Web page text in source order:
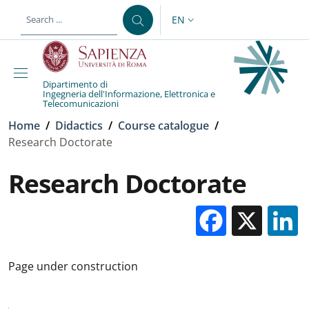
LANGUAGE SWITCHER:
EN
Dipartimento di
Ingegneria dell'Informazione, Elettronica e
Telecomunicazioni
Breadcrumb
Home / Didactics / Course catalogue /
Research Doctorate
Research Doctorate
X
Page under construction